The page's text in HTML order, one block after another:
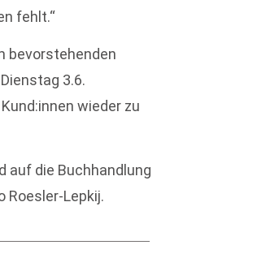
fehlt.“
bevorstehenden
3.6.
wieder zu
auf die Buchhandlung
Roesler-Lepkij.